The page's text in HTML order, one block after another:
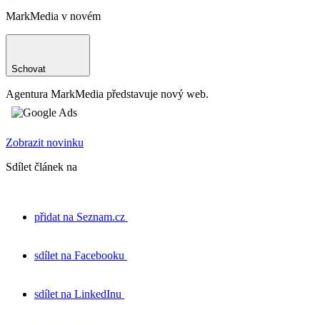
MarkMedia v novém
Schovat
Agentura MarkMedia představuje nový web.
Zobrazit novinku
Sdílet článek na
přidat na Seznam.cz
sdílet na Facebooku
sdílet na LinkedInu